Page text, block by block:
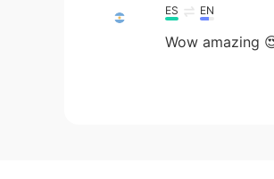
ES EN
Wow amazing